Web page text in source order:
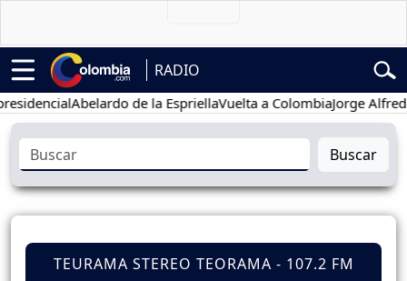
RADIO
Abelardo de la EspriellaVuelta a ColombiaJorge Alfredo
Buscar
TEURAMA STEREO TEORAMA - 107.2 FM